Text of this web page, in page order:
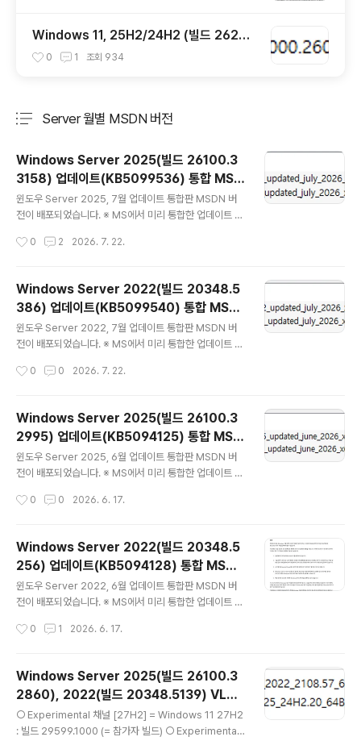
Windows 11, 25H2/24H2 (빌드 2620
0.8973 / 26100.8973) MSDN 누적 업
0 1 조회 934
Server 월별 MSDN 버전
Windows Server 2025(빌드 26100.3
3158) 업데이트(KB5099536) 통합 MSD
N/VLSC 버전 (Updated July 2026) [한
글/영문판] --- VLSC 버전 추가
윈도우 Server 2025, 7월 업데이트 통합판 MSDN 버
전이 배포되었습니다. ※ MS에서 미리 통합한 업데이트 패
8) (Last Cumulative update : LCU) (2026-07-14)
372) - 26100.33150 = 서비스 스택 업데이트 (Servic
ing Stack Update : SSU) (누적업데이트 설치 준비 파
일) (2026-07-14) KB5100998 = NET Framework
4.8.1 누적 업데이트 : NFU (2026-07-..
0 2 2026. 7. 22.
Windows Server 2022(빌드 20348.5
386) 업데이트(KB5099540) 통합 MSD
N/VLSC 버전 (Updated July 2026) [한
글/영문판] --- VLSC 버전 추가
윈도우 Server 2022, 7월 업데이트 통합판 MSDN 버
전이 배포되었습니다. ※ MS에서 미리 통합한 업데이트 패
6) (Last Cumulative Update : LCU) (2026-07-14)
준비 파일) (2026-07-14) KB5102206 = .NET Fram
ework 3.5, 4.8 및 4.8.1 누적 업데이트 : NFU (2026-
07-14) 1. 한글판[MSDN] [VLSC]서버 2022 / 2025
각각 들어있습니다. 선택해서 받으세요 [들어있는 에..
0 0 2026. 7. 22.
Windows Server 2025(빌드 26100.3
2995) 업데이트(KB5094125) 통합 MSD
N 버전 (Updated June 2026) [한글/영
문판]
윈도우 Server 2025, 6월 업데이트 통합판 MSDN 버
전이 배포되었습니다. ※ MS에서 미리 통합한 업데이트 패
5) (Last Cumulative update : LCU) (2026-06-09)
9717) - 26100.32837 = 서비스 스택 업데이트 (Servi
cing Stack Update : SSU) (누적업데이트 설치 준비 파
일) (2026-05-12) KB5087051 = NET Framework
4.8.1 누적 업데이트 : NFU (2026-05-..
0 0 2026. 6. 17.
Windows Server 2022(빌드 20348.5
256) 업데이트(KB5094128) 통합 MSDN
버전 (Updated June 2026) [한글/영문
판]
윈도우 Server 2022, 6월 업데이트 통합판 MSDN 버
전이 배포되었습니다. ※ MS에서 미리 통합한 업데이트 패
(Last Cumulative update : LCU) (2026-06-09) (K
비 파일) (2026-06-09) KB5087055 = NET Frame
work 3.5 및 4.8.1 누적 업데이트 : NFU (2026-05-1
2) 한글판은 내일 새벽 12시 ~1시 전후에 올립니다. 1. 한
글판[MSDN] [VLSC]서버 2022 / 2025 각각 들어있
0 1 2026. 6. 17.
Windows Server 2025(빌드 26100.3
2860), 2022(빌드 20348.5139) VLSC
버전 (Updated May 2026) [한글/영문
판]
○ Experimental 채널 [27H2] = Windows 11 27H2
: 빌드 29599.1000 (= 참가자 빌드) ○ Experimental